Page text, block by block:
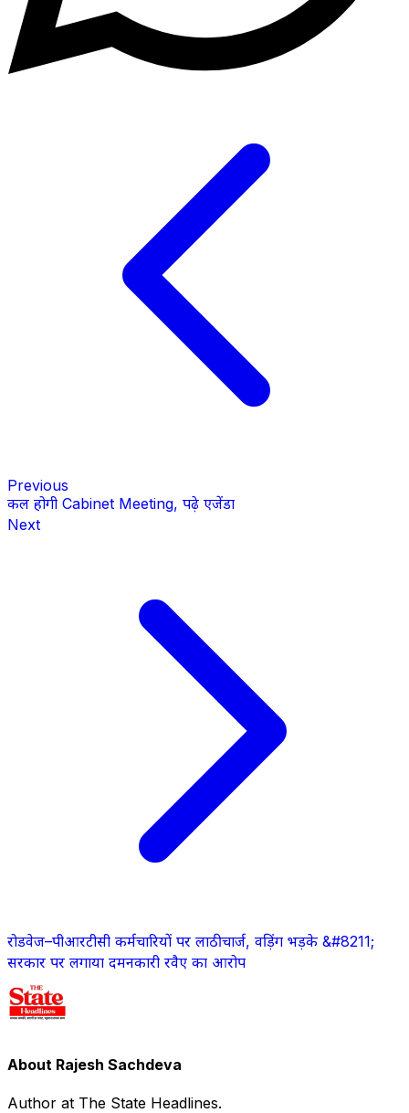
Previous
कल होगी Cabinet Meeting, पढ़े एजेंडा
Next
रोडवेज–पीआरटीसी कर्मचारियों पर लाठीचार्ज, वड़िंग भड़के &#8211;
सरकार पर लगाया दमनकारी रवैए का आरोप
About Rajesh Sachdeva
Author at The State Headlines.